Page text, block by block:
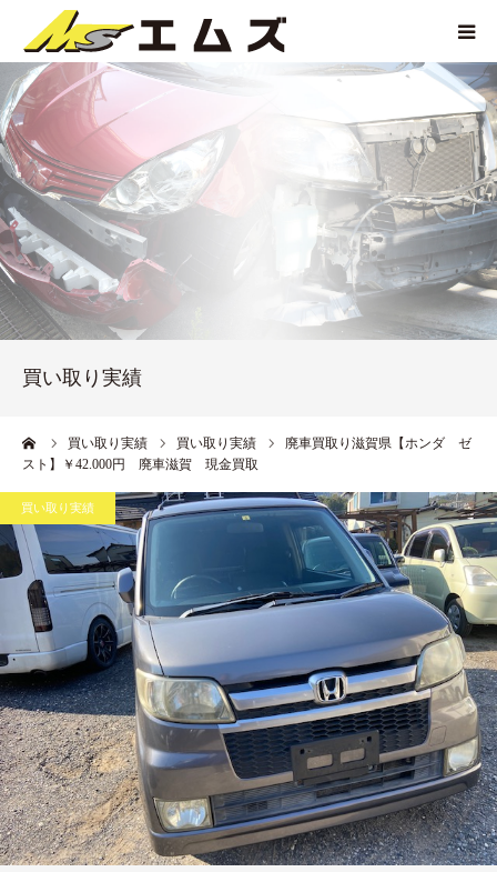
買い取り実績
買い取り実績 買い取り実績
廃車買取り滋賀県【ホンダ ゼ
スト】￥42.000円 廃車滋賀 現金買取
買い取り実績
HOME
企業紹介
サービス紹介
お問い合わせ